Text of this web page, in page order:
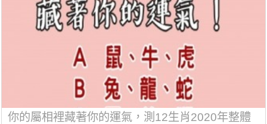
你的屬相裡藏著你的運氣，測12生肖2020年整體